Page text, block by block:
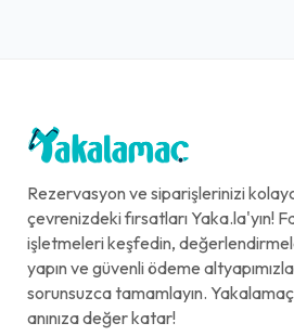
Rezervasyon ve siparişlerinizi
çevrenizdeki fırsatları Yaka.la'yın!
işletmeleri keşfedin,
yapın ve güvenli ödeme
sorunsuzca tamamlayın.
anınıza değer katar!